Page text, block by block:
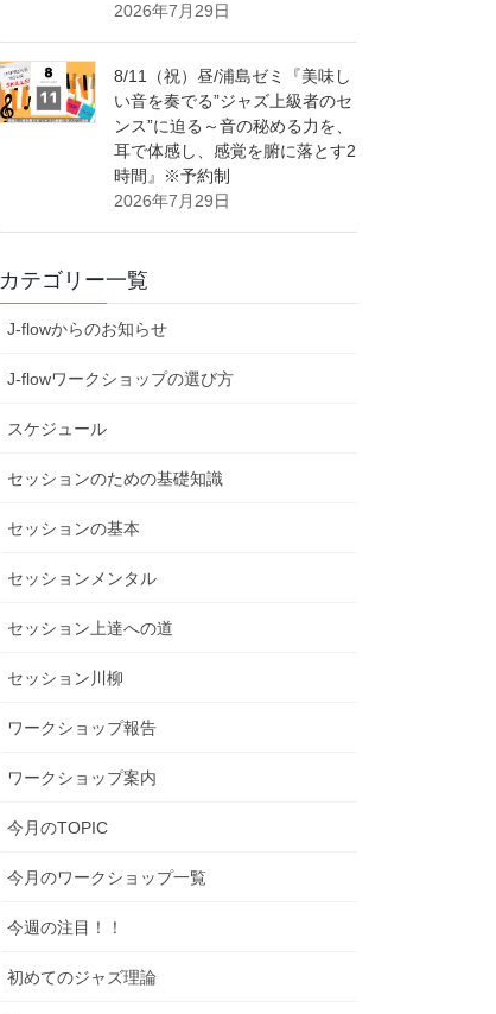
2026年7月29日
8/11（祝）昼/浦島ゼミ『美味し
い音を奏でる”ジャズ上級者のセ
ンス”に迫る～音の秘める力を、
耳で体感し、感覚を腑に落とす2
時間』※予約制
2026年7月29日
カテゴリー一覧
J-flowからのお知らせ
J-flowワークショップの選び方
スケジュール
セッションのための基礎知識
セッションの基本
セッションメンタル
セッション上達への道
セッション川柳
ワークショップ報告
ワークショップ案内
今月のTOPIC
今月のワークショップ一覧
今週の注目！！
初めてのジャズ理論